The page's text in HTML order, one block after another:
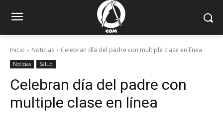
Inicio Noticias Celebran día del padre con multiple clase en línea
Noticias Salud
Celebran día del padre con
multiple clase en línea